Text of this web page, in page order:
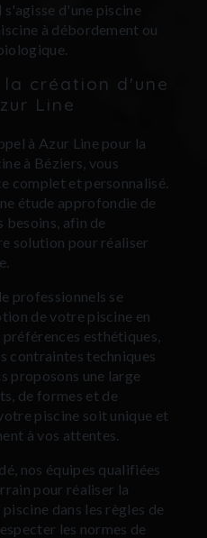
d'une piscine
à débordement ou
la création d'une
Line
à Azur Line pour la
à Béziers, vous
complet et personnalisé.
étude approfondie de
afin de
solution pour réaliser
professionnels se
de votre piscine en
esthétiques,
contraintes techniques
proposons une large
de formes et de
piscine soit unique et
à vos attentes.
nos équipes qualifiées
pour réaliser la
dans les règles de
les normes de